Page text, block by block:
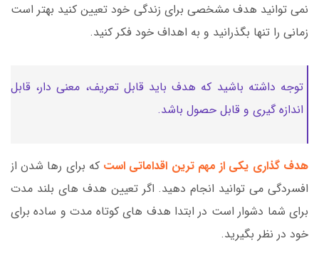
نمی توانید هدف مشخصی برای زندگی خود تعیین کنید بهتر است
زمانی را تنها بگذرانید و به اهداف خود فکر کنید.
توجه داشته باشید که هدف باید قابل تعریف، معنی دار، قابل
اندازه گیری و قابل حصول باشد.
هدف گذاری یکی از مهم ترین اقداماتی است که برای رها شدن از
افسردگی می توانید انجام دهید. اگر تعیین هدف های بلند مدت
برای شما دشوار است در ابتدا هدف های کوتاه مدت و ساده برای
خود در نظر بگیرید.